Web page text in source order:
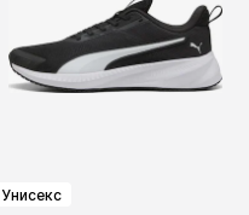
Унисекс